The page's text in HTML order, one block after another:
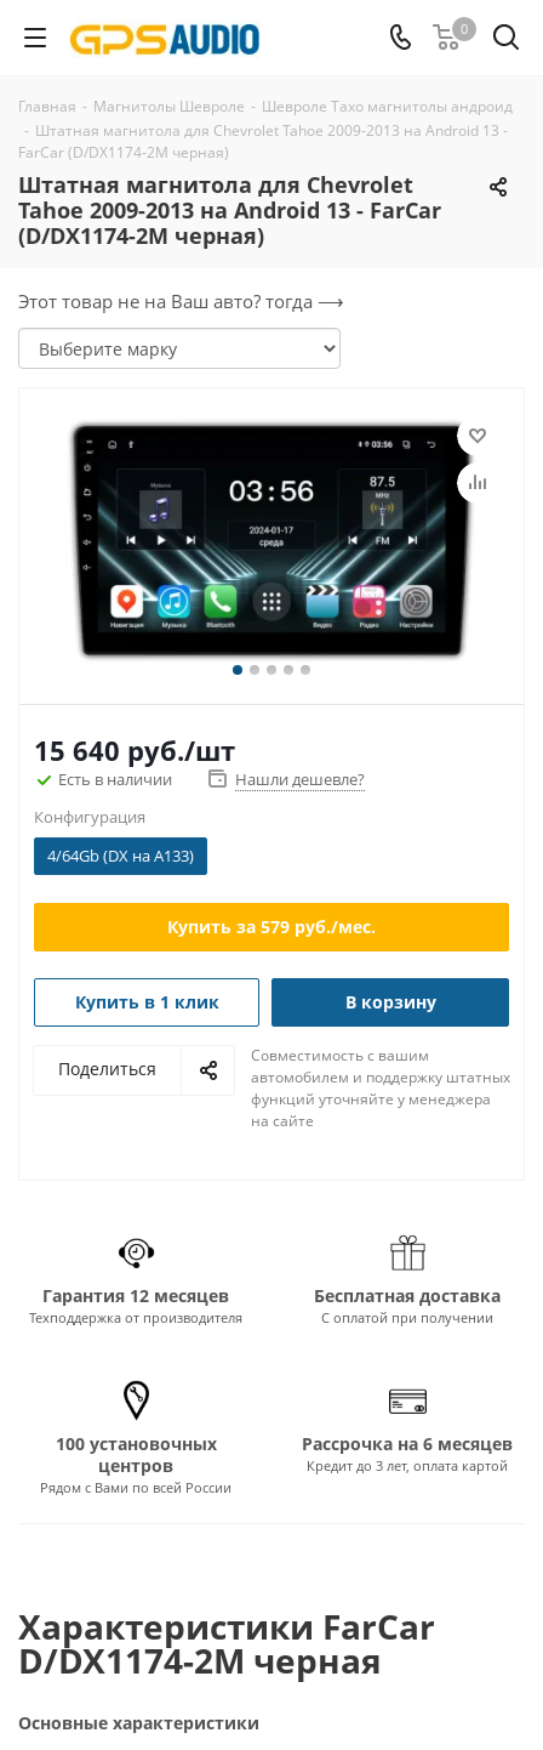
0
Главная - Магнитолы Шевроле - Шевроле Тахо магнитолы андроид
- Штатная магнитола для Chevrolet Tahoe 2009-2013 на Android 13 -
FarCar (D/DX1174-2M черная)
Штатная магнитола для Chevrolet
Tahoe 2009-2013 на Android 13 - FarCar
(D/DX1174-2M черная)
Этот товар не на Ваш авто? тогда ⟶
15 640 руб./шт
Есть в наличии
Нашли дешевле?
Конфигурация
4/64Gb (DX на A133)
Купить за 579 руб./мес.
Купить в 1 клик В корзину
Поделиться
Совместимость с вашим
автомобилем и поддержку штатных
функций уточняйте у менеджера
на сайте
Гарантия 12 месяцев
Техподдержка от производителя
Бесплатная доставка
С оплатой при получении
100 установочных
центров
Рядом с Вами по всей России
Рассрочка на 6 месяцев
Кредит до 3 лет, оплата картой
Характеристики FarCar
D/DX1174-2M черная
Основные характеристики